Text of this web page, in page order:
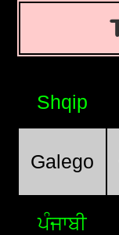
Shqip
Galego
ਪੰਜਾਬੀ